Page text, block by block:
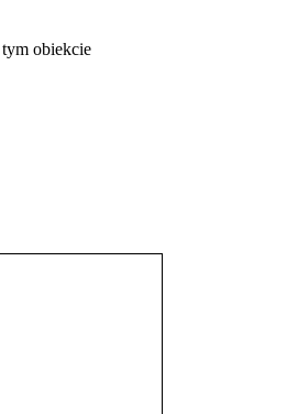
wypadową do zwiedzania regionu
atutem lokalizacji jest bliskość
obiekcie